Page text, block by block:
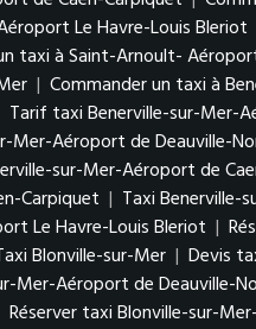
Le Havre-Louis Bleriot
taxi à Saint-Arnoult-
| Commander un taxi à
Tarif taxi Benerville-sur-Mer-
Mer-Aéroport de Deauville-
sur-Mer-Aéroport de
Carpiquet | Taxi Benerville-
Le Havre-Louis Bleriot |
Blonville-sur-Mer | Devis
Mer-Aéroport de Deauville-
Réserver taxi Blonville-sur-